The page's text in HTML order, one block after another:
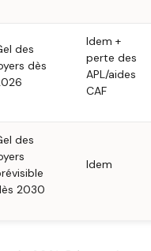
des
dès
Idem +
perte des
APL/aides
CAF
des
2030
Idem